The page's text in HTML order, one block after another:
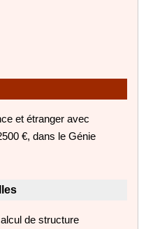
et étranger avec
€, dans le Génie
de structure